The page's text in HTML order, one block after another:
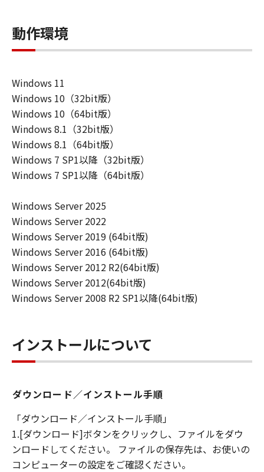
べての責任を負っていただくものとしま
す。 (2) お客様は、再使用許諾、譲渡、頒
布、貸与その他の方法により、第三者に
せることはできません。
(3) お客様は、「本ソフトウエア」の全部
または一部を修正、改変、リバース・エン
ジニアリング、逆コンパイルまたは逆アセ
ンブル等することはできません。また第三
者にこのような行為をさせてはなりませ
ん。
キヤノンは「本ソフトウエア」に関する知
的財産権のいかなる権利もお客様に付与す
るものではありません。
所有権
「本ソフトウエア」及びその複製物に係る
権限及び所有権は、その内容によりキヤノ
ンまたはキヤノンのライセンサーに帰属し
保証
「許諾ソフトウエア」が、CD-ROM等の記
キヤノンは、お客様が「許諾ソフトウエ
フトウエア」が格納されている記憶媒体
（以下「メディア」と言います）に物理的
な欠陥がないことを保証します。当該保証
期間中に「メディア」に物理的な欠陥が発
動作環境
Windows 11
Windows 10（32bit版）
Windows 10（64bit版）
Windows 8.1（32bit版）
Windows 8.1（64bit版）
Windows 7 SP1以降（32bit版）
Windows 7 SP1以降（64bit版）
Windows Server 2025
Windows Server 2022
Windows Server 2019 (64bit版)
Windows Server 2016 (64bit版)
Windows Server 2012 R2(64bit版)
Windows Server 2012(64bit版)
Windows Server 2008 R2 SP1以降(64bit版)
インストールについて
ダウンロード／インストール手順
「ダウンロード／インストール手順」
1.[ダウンロード]ボタンをクリックし、ファイルをダウ
ンロードしてください。 ファイルの保存先は、お使いの
コンピューターの設定をご確認ください。